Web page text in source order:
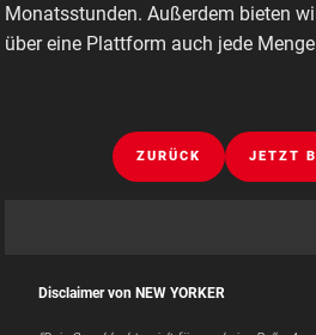
Monatsstunden. Außerdem bieten
über eine Plattform auch jede
ZURÜCK JETZT
Disclaimer von NEW YORKER